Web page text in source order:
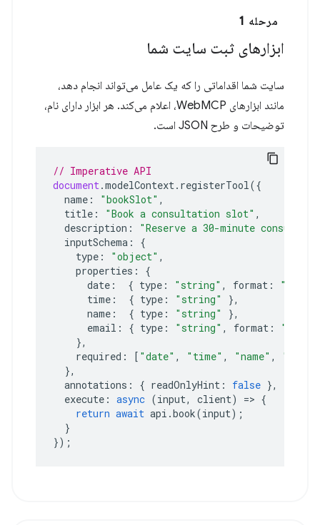
مرحله 1
ابزارهای ثبت سایت شما
سایت شما اقداماتی را که یک عامل می‌تواند انجام دهد،
مانند ابزارهای WebMCP، اعلام می‌کند. هر ابزار دارای نام،
توضیحات و طرح JSON است.
// Imperative API
document.modelContext. registerTool({
name : "bookSlot" ,
title : "Book a consultation slot" ,
description :
"Reserve a 30-minute
inputSchema :
{
type : "object" ,
properties :
{
date : { type : "string" , format :
"date"
time : { type : "string"
},
name : { type : "string"
},
email : { type : "string" , format :
},
required : [ "date" , "time" , "name" ,
},
annotations : { readOnlyHint : false },
execute : async (input, client) => {
return await api .book(input);
}
});